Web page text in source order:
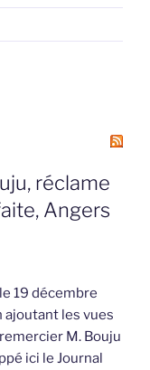
réclame
Angers
19 décembre
ajoutant les vues
M. Bouju
ici le Journal